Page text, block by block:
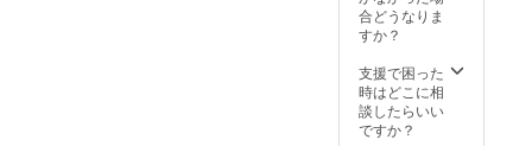
ことは
い。 映
像を見
るため
にイン
の付け
得てい
ます。
◯素材
混率に
、袖丈
ズ：着
丈
52.5cm
、身幅
しま
側動画
とお礼
の動画
は合わ
にも見
い踊り
を作る
までの
構成メ
合どうなりま
すか？
支援で困った
時はどこに相
談したらいい
ですか？